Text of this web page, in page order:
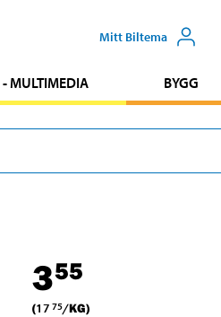
Mitt Biltema
- MULTIMEDIA BYGG
355
(17 75/KG)